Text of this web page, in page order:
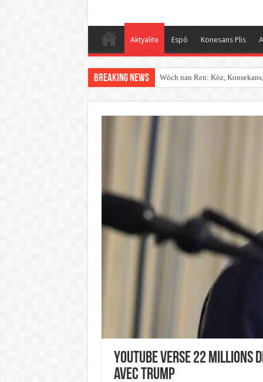
Aktyalite Espò Konesans Plis
Breaking News Wòch nan Ren: Kòz,
YouTube verse 22
avec Trump